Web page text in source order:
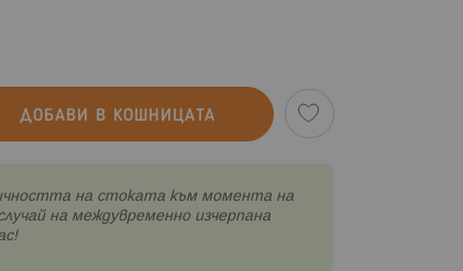
ДОБАВИ В КОШНИЦАТА
на стоката към момента на
на междувременно изчерпана